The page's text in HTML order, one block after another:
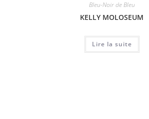
Bleu-Noir de Bleu
KELLY MOLOSEUM
Lire la suite